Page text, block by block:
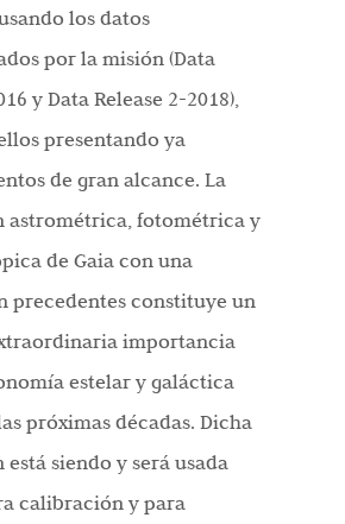
los datos
por la misión (Data
y Data Release 2-2018),
presentando ya
de gran alcance. La
astrométrica, fotométrica y
de Gaia con una
precedentes constituye un
importancia
estelar y galáctica
próximas décadas. Dicha
siendo y será usada
calibración y para